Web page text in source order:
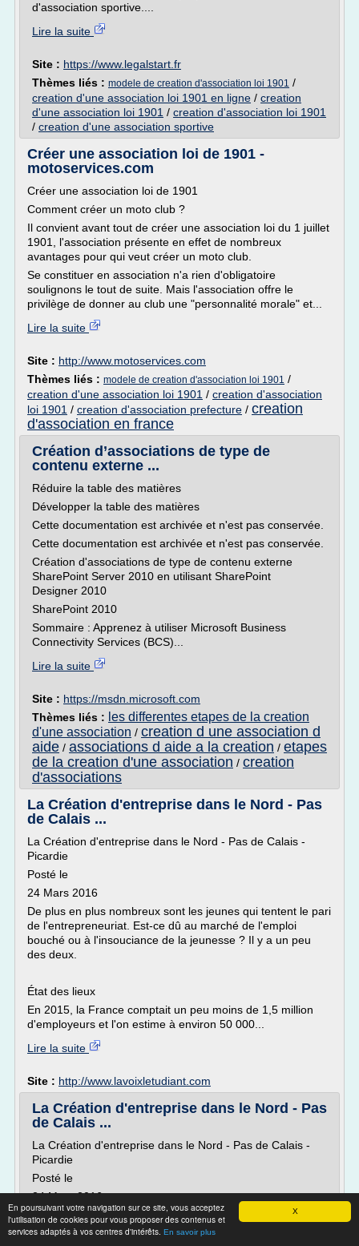
X
En poursuivant votre navigation sur ce site, vous acceptez
l'utilisation de cookies pour vous proposer des contenus et
services adaptés à vos centres d'intérêts. En savoir plus
d'association sportive....
Lire la suite
Site : https://www.legalstart.fr
Thèmes liés : modele de creation d'association loi 1901 /
creation d'une association loi 1901 en ligne / creation
d'une association loi 1901 / creation d'association loi 1901
/ creation d'une association sportive
Créer une association loi de 1901 -
motoservices.com
Créer une association loi de 1901
Comment créer un moto club ?
Il convient avant tout de créer une association loi du 1 juillet
1901, l'association présente en effet de nombreux
avantages pour qui veut créer un moto club.
Se constituer en association n'a rien d'obligatoire
soulignons le tout de suite. Mais l'association offre le
privilège de donner au club une "personnalité morale" et...
Lire la suite
Site : http://www.motoservices.com
Thèmes liés : modele de creation d'association loi 1901 /
creation d'une association loi 1901 / creation d'association
loi 1901 / creation d'association prefecture / creation
d'association en france
Création d’associations de type de
contenu externe ...
Réduire la table des matières
Développer la table des matières
Cette documentation est archivée et n'est pas conservée.
Cette documentation est archivée et n'est pas conservée.
Création d'associations de type de contenu externe
SharePoint Server 2010 en utilisant SharePoint
Designer 2010
SharePoint 2010
Sommaire : Apprenez à utiliser Microsoft Business
Connectivity Services (BCS)...
Lire la suite
Site : https://msdn.microsoft.com
Thèmes liés : les differentes etapes de la creation
d'une association / creation d une association d
aide / associations d aide a la creation / etapes
de la creation d'une association / creation
d'associations
La Création d'entreprise dans le Nord - Pas
de Calais ...
La Création d'entreprise dans le Nord - Pas de Calais -
Picardie
Posté le
24 Mars 2016
De plus en plus nombreux sont les jeunes qui tentent le pari
de l'entrepreneuriat. Est-ce dû au marché de l'emploi
bouché ou à l'insouciance de la jeunesse ? Il y a un peu
des deux.
État des lieux
En 2015, la France comptait un peu moins de 1,5 million
d'employeurs et l'on estime à environ 50 000...
Lire la suite
Site : http://www.lavoixletudiant.com
La Création d'entreprise dans le Nord - Pas
de Calais ...
La Création d'entreprise dans le Nord - Pas de Calais -
Picardie
Posté le
24 Mars 2016
De plus en plus nombreux sont les jeunes qui tentent le
pari de l'entrepreneuriat. Est-ce dû au marché de l'emploi